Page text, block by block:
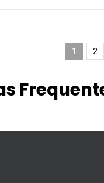
1 2